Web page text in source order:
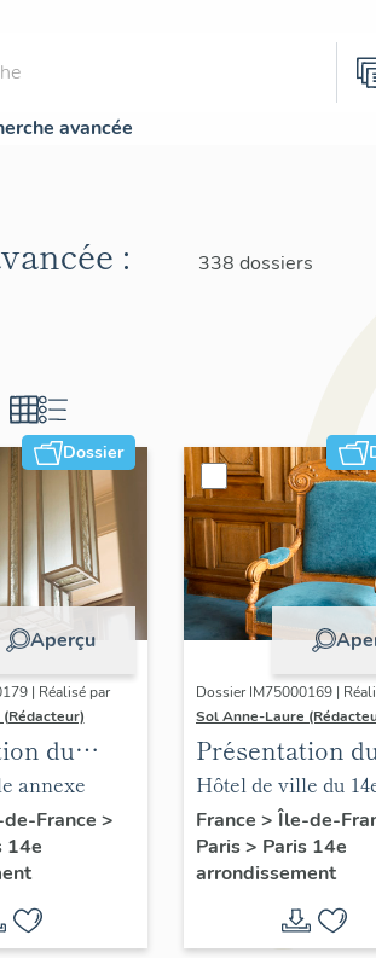
avancée
: 338 dossiers
Dossier
Aperçu
| Réalisé par
du
la mairie
annexe
France >
14e
Dossier IM75000169 |
Sol Anne-Laure
Présentation
mobilier de la
des mariages
Hôtel de ville du
arrondissement
France > Île-de-
Paris> Paris 14e
arrondissement